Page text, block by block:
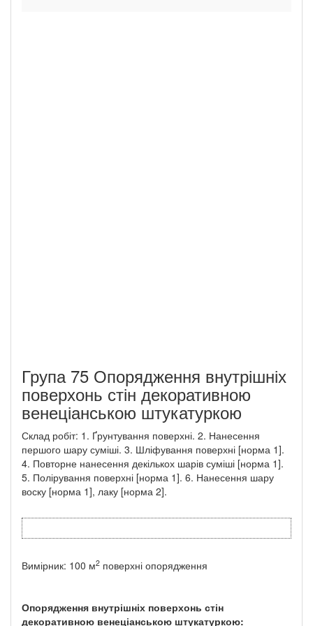
Група 75 Опорядження внутрішніх
поверхонь стін декоративною
венеціанською штукатуркою
Склад робіт: 1. Ґрунтування поверхні. 2. Нанесення
першого шару суміші. 3. Шліфування поверхні [норма 1].
4. Повторне нанесення декількох шарів суміші [норма 1].
5. Полірування поверхні [норма 1]. 6. Нанесення шару
воску [норма 1], лаку [норма 2].
Вимірник: 100 м2 поверхні опорядження
Опорядження внутрішніх поверхонь стін
декоративною венеціанською штукатуркою: